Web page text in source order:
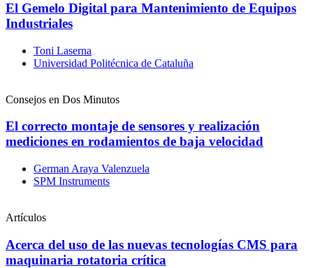
El Gemelo Digital para Mantenimiento de Equipos
Industriales
Toni Laserna
Universidad Politécnica de Cataluña
Consejos en Dos Minutos
El correcto montaje de sensores y realización
mediciones en rodamientos de baja velocidad
German Araya Valenzuela
SPM Instruments
Artículos
Acerca del uso de las nuevas tecnologías CMS para
maquinaria rotatoria crítica